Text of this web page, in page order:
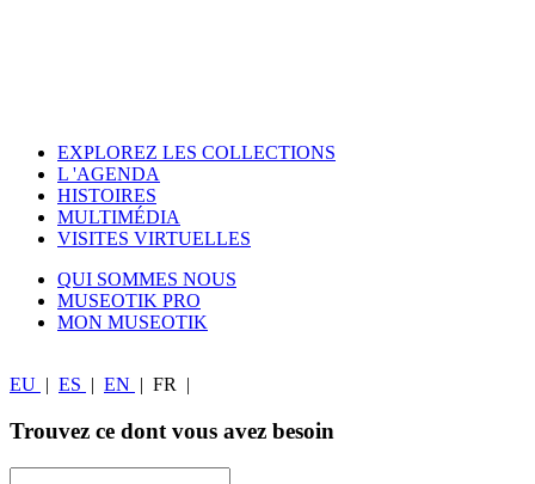
EXPLOREZ LES COLLECTIONS
L 'AGENDA
HISTOIRES
MULTIMÉDIA
VISITES VIRTUELLES
QUI SOMMES NOUS
MUSEOTIK PRO
MON MUSEOTIK
EU ES EN FR
Trouvez ce dont vous avez besoin